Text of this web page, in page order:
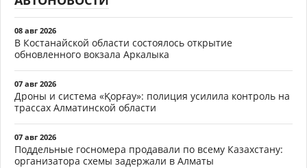
08 авг 2026
В Костанайской области состоялось открытие
обновленного вокзала Аркалыка
07 авг 2026
Дроны и система «Қорғау»: полиция усилила контроль на
трассах Алматинской области
07 авг 2026
Поддельные госномера продавали по всему Казахстану:
организатора схемы задержали в Алматы